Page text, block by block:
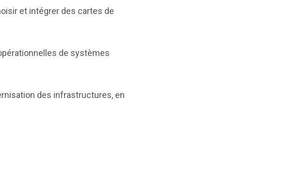
et intégrer des cartes de
de systèmes
des infrastructures, en